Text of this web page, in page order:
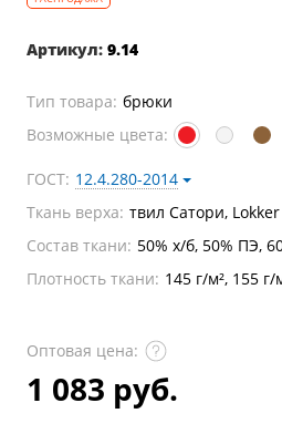
Артикул: 9.14
Тип товара: брюки
Возможные цвета:
ГОСТ: 12.4.280-2014
Ткань верха: твил Сатори,
Состав ткани: 50% х/б, 50% ПЭ,
Плотность ткани: 145 г/м², 155 г/
Оптовая цена:
1 083 руб.